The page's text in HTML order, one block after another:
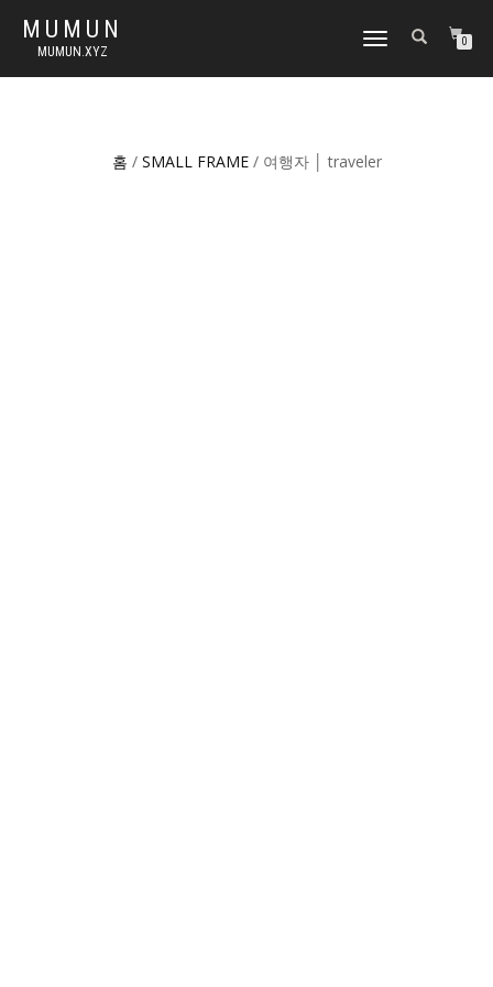
MUMUN
MUMUN.XYZ
토
내
션
0
홈 / SMALL FRAME/ 여행자 │ traveler